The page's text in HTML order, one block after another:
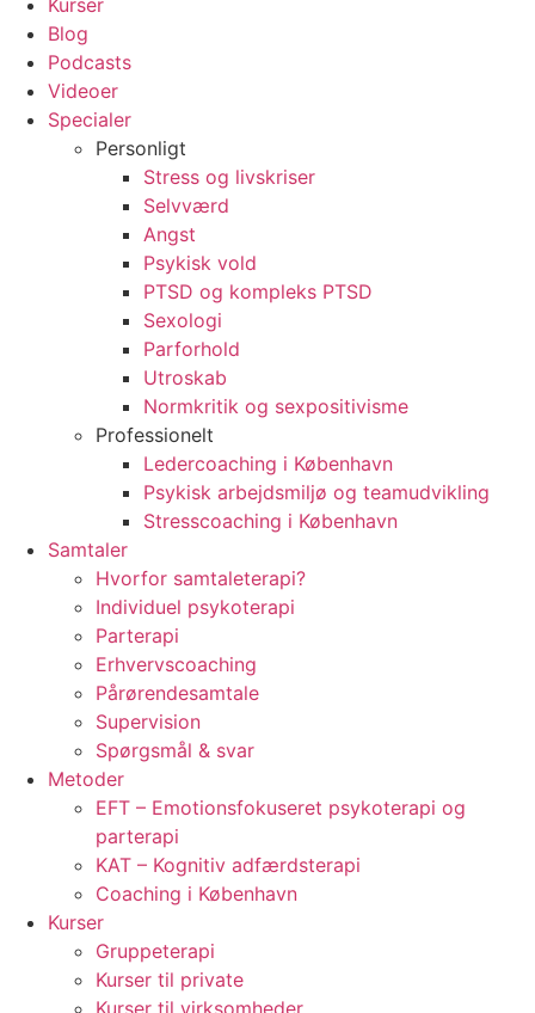
Kurser
Blog
Podcasts
Videoer
Specialer
Personligt
Stress og livskriser
Selvværd
Angst
Psykisk vold
PTSD og kompleks PTSD
Sexologi
Parforhold
Utroskab
Normkritik og sexpositivisme
Professionelt
Ledercoaching i København
Psykisk arbejdsmiljø og teamudvikling
Stresscoaching i København
Samtaler
Hvorfor samtaleterapi?
Individuel psykoterapi
Parterapi
Erhvervscoaching
Pårørendesamtale
Supervision
Spørgsmål & svar
Metoder
EFT – Emotionsfokuseret psykoterapi og
parterapi
KAT – Kognitiv adfærdsterapi
Coaching i København
Kurser
Gruppeterapi
Kurser til private
Kurser til virksomheder